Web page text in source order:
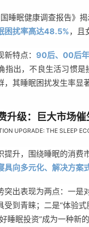
睡眠健康调查报告》
困扰率高达48.5%，且
特点： 90后、00后
指出，不良生活习惯
，其睡眠困扰发生率显
升级：巨大市场
UPGRADE: THE SLEEP
提升，围绕睡眠的消费
具向多元化、解决方案
突出表现为两点：一是
受到青睐；二是“体验
睡眠投资”成为一种新